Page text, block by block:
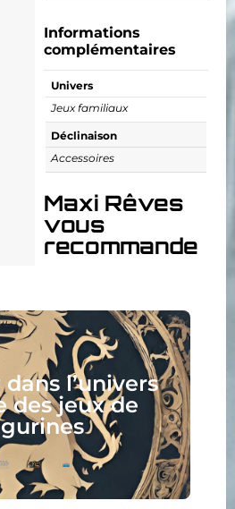
Informations
complémentaires
Univers
Jeux familiaux
Déclinaison
Accessoires
Maxi Rêves
vous
recommande
l’univers
des jeux de